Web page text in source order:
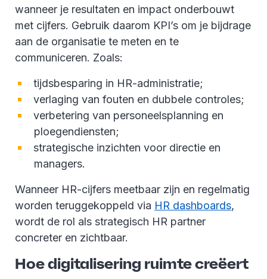
wanneer je resultaten en impact onderbouwt
met cijfers. Gebruik daarom KPI’s om je bijdrage
aan de organisatie te meten en te
communiceren. Zoals:
tijdsbesparing in HR-administratie;
verlaging van fouten en dubbele controles;
verbetering van personeelsplanning en
ploegendiensten;
strategische inzichten voor directie en
managers.
Wanneer HR-cijfers meetbaar zijn en regelmatig
worden teruggekoppeld via HR dashboards,
wordt de rol als strategisch HR partner
concreter en zichtbaar.
Hoe digitalisering ruimte creëert